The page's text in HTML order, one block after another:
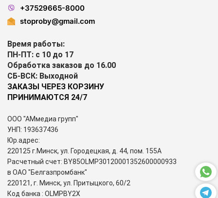
+37529665-8000
stoproby@gmail.com
Время работы:
ПН-ПТ: с 10 до 17
Обработка заказов до 16.00
СБ-ВСК: Выходной
ЗАКАЗЫ ЧЕРЕЗ КОРЗИНУ
ПРИНИМАЮТСЯ 24/7
ООО "АМмедиа групп"
УНП: 193637436
Юр.адрес:
220125 г.Минск, ул. Городецкая, д. 44, пом. 155А
Расчетный счет: BY85OLMP30120001352600000933
в ОАО "Белгазпромбанк"
220121, г. Минск, ул. Притыцкого, 60/2
Код банка : OLMPBY2X